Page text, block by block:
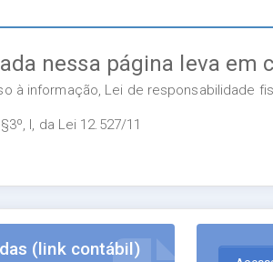
nessa página leva em
à informação, Lei de responsabilidade
I, da Lei 12.527/11
(link contábil)